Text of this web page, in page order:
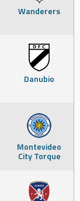
Wanderers
Danubio
Montevideo
City Torque